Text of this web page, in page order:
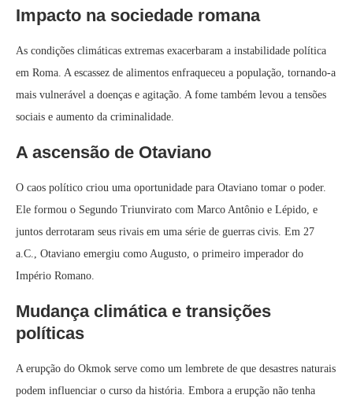
Impacto na sociedade romana
As condições climáticas extremas exacerbaram a instabilidade política
em Roma. A escassez de alimentos enfraqueceu a população, tornando-a
mais vulnerável a doenças e agitação. A fome também levou a tensões
sociais e aumento da criminalidade.
A ascensão de Otaviano
O caos político criou uma oportunidade para Otaviano tomar o poder.
Ele formou o Segundo Triunvirato com Marco Antônio e Lépido, e
juntos derrotaram seus rivais em uma série de guerras civis. Em 27
a.C., Otaviano emergiu como Augusto, o primeiro imperador do
Império Romano.
Mudança climática e transições
políticas
A erupção do Okmok serve como um lembrete de que desastres naturais
podem influenciar o curso da história. Embora a erupção não tenha